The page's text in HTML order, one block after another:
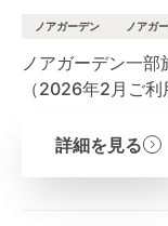
ノアガーデン ノアガ
ノアガーデン一
（2026年2月ご利
詳細を見る